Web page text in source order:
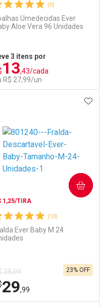
Comprar sem Desconto
Por R$ 51,59/cada
Comprar sem Desconto
Por R$ 51,59/cada
(5)
Umedecidas Ever
Aloe Vera 96 Unidades
3 itens por
13,43/cada
R$ 27,99/un
Laboratório
Comprar sem Desconto
Por R$ 27,99/cada
Por Menos
Comprar sem Desconto
Por R$ 27,99/cada
AOS FAVORITOS
(10)
1,25/TIRA
Ever Baby M 24
38,99
29,99
23% OFF
COMPRAR